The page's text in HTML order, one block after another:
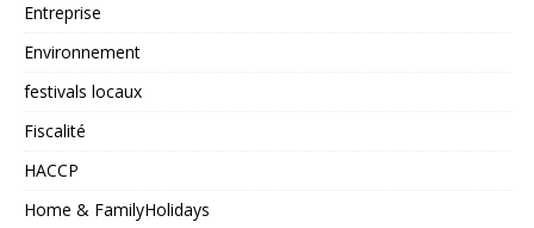
Entreprise
Environnement
festivals locaux
Fiscalité
HACCP
Home & FamilyHolidays